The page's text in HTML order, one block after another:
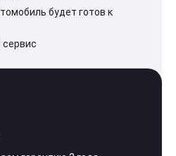
будет готов к
сервис